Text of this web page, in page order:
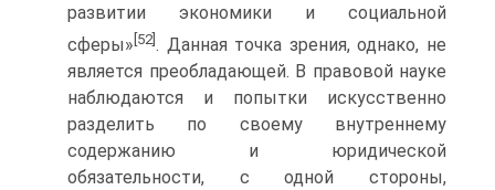
развитии экономики и социальной
сферы» [52] . Данная точка зрения, однако, не
является преобладающей. В правовой науке
наблюдаются и попытки искусственно
разделить по своему внутреннему
содержанию и юридической
обязательности, с одной стороны,